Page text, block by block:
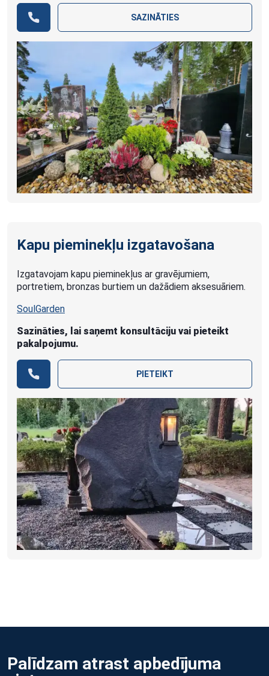
SAZINĀTIES
Kapu pieminekļu izgatavošana
Izgatavojam kapu pieminekļus ar gravējumiem,
portretiem, bronzas burtiem un dažādiem aksesuāriem.
SoulGarden
Sazināties, lai saņemt konsultāciju vai pieteikt
pakalpojumu.
PIETEIKT
Palīdzam atrast apbedījuma